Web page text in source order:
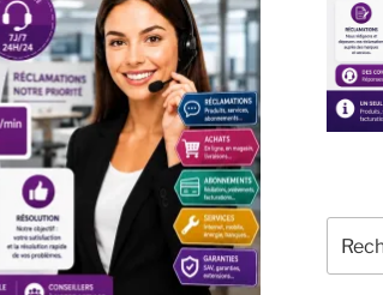
pour
: